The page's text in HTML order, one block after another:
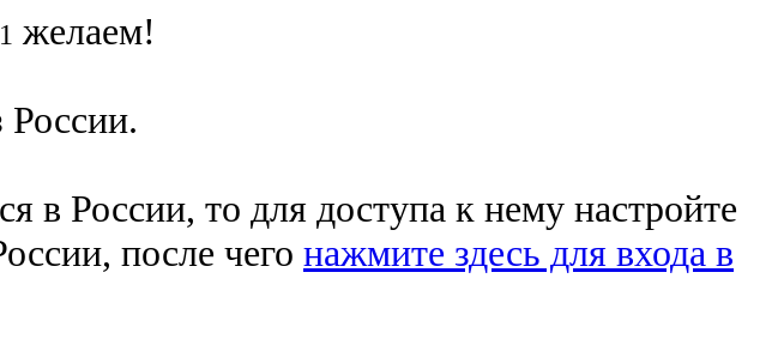
желаем!
России.
в России, то для доступа к нему настройте
после чего нажмите здесь для входа в